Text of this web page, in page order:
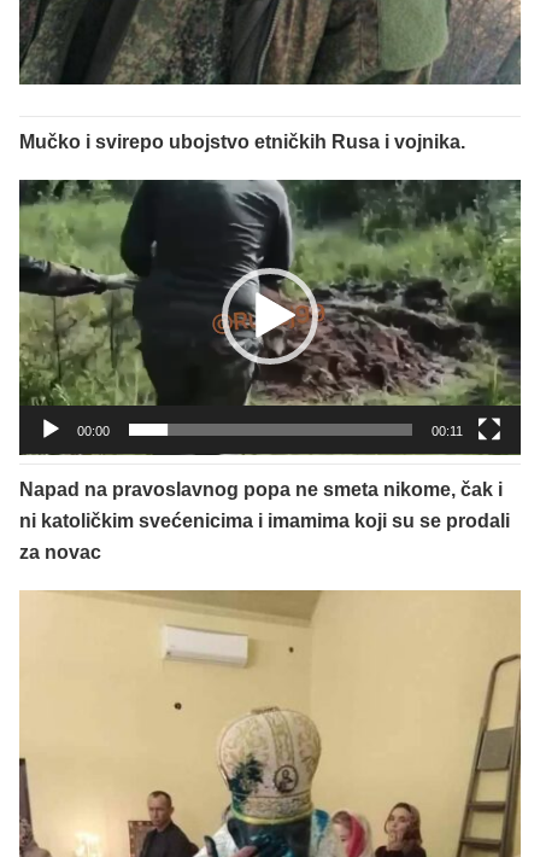
Mučko i svirepo ubojstvo etničkih Rusa i vojnika.
Reproduktor
videozapisa
00:00 00:11
Napad na pravoslavnog popa ne smeta nikome, čak i
ni katoličkim svećenicima i imamima koji su se prodali
za novac